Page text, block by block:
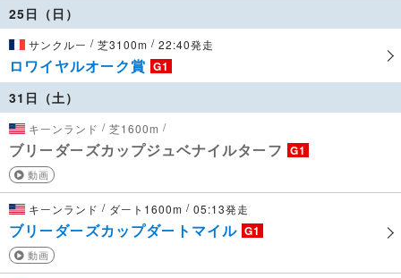
25日（日）
サンクルー / 芝3100m / 22:40発走
ロワイヤルオーク賞 G1
31日（土）
キーンランド / 芝1600m /
ブリーダーズカップジュベナイルターフ G1
動画
キーンランド / ダート1600m / 05:13発走
ブリーダーズカップダートマイル G1
動画